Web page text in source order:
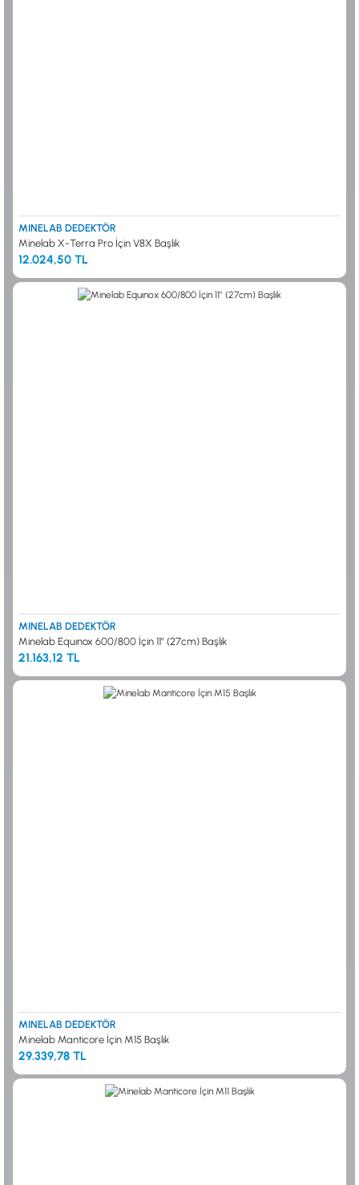
MINELAB DEDEKTÖR
Minelab X-Terra Pro İçin V8X Başlık
12.024,50 TL
MINELAB DEDEKTÖR
Minelab Equınox 600/800 İçin 11'' (27cm) Başlık
21.163,12 TL
MINELAB DEDEKTÖR
Minelab Manticore İçin M15 Başlık
29.339,78 TL